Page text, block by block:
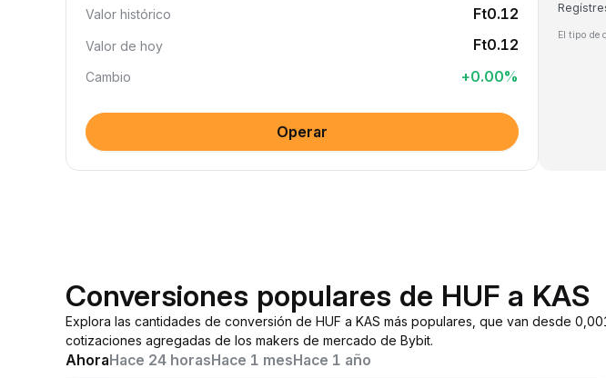
Valor histórico Ft0.12
Valor de hoy Ft0.12
Cambio +0.00%
Operar
El tipo de
Conversiones populares de HUF a KAS
Explora las cantidades de conversión de HUF a KAS más populares, que van desde
cotizaciones agregadas de los makers de mercado de Bybit.
AhoraHace 24 horasHace 1 mesHace 1 año